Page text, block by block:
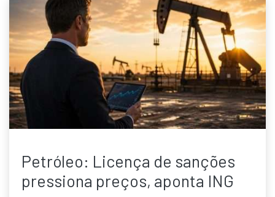
Petróleo: Licença de sanções
pressiona preços, aponta ING